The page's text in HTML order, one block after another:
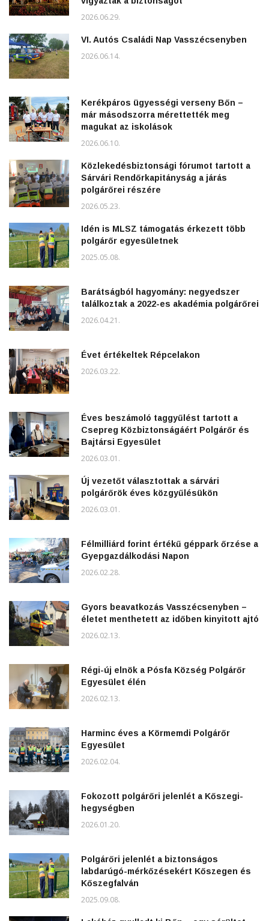
2026.06.29.
VI. Autós Családi Nap Vasszécsenyben
2026.06.14.
Kerékpáros ügyességi verseny Bőn –
már másodszorra mérettették meg
magukat az iskolások
2026.06.10.
Közlekedésbiztonsági fórumot tartott a
Sárvári Rendőrkapitányság a járás
polgárőrei részére
2026.05.23.
Idén is MLSZ támogatás érkezett több
polgárőr egyesületnek
2025.05.08.
Barátságból hagyomány: negyedszer
találkoztak a 2022-es akadémia polgárőrei
2026.04.21.
Évet értékeltek Répcelakon
2026.03.22.
Éves beszámoló taggyűlést tartott a
Csepreg Közbiztonságáért Polgárőr és
Bajtársi Egyesület
2026.03.01.
Új vezetőt választottak a sárvári
polgárőrök éves közgyűlésükön
2026.03.01.
Félmilliárd forint értékű géppark őrzése a
Gyepgazdálkodási Napon
2026.02.28.
Gyors beavatkozás Vasszécsenyben –
életet menthetett az időben kinyitott ajtó
2026.02.13.
Régi-új elnök a Pósfa Község Polgárőr
Egyesület élén
2026.02.13.
Harminc éves a Körmemdi Polgárőr
Egyesület
2026.02.04.
Fokozott polgárőri jelenlét a Kőszegi-
hegységben
2026.01.20.
Polgárőri jelenlét a biztonságos
labdarúgó-mérkőzésekért Kőszegen és
Kőszegfalván
2025.09.08.